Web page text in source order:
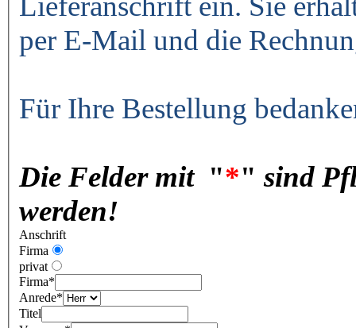
per E-Mail und die
Für Ihre Bestellung
Die Felder mit"*"sind
werden!
Anschrift
Firma
privat
Firma*
Anrede*
Titel